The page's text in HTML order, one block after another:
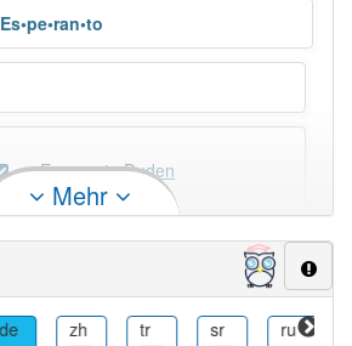
Es•pe•ran•to
Esperanto Duden
Mehr